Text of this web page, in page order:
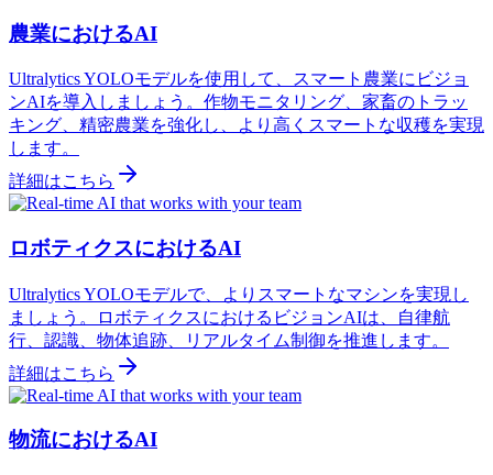
農業におけるAI
Ultralytics YOLOモデルを使用して、スマート農業にビジョ
ンAIを導入しましょう。作物モニタリング、家畜のトラッ
キング、精密農業を強化し、より高くスマートな収穫を実現
します。
詳細はこちら
ロボティクスにおけるAI
Ultralytics YOLOモデルで、よりスマートなマシンを実現し
ましょう。ロボティクスにおけるビジョンAIは、自律航
行、認識、物体追跡、リアルタイム制御を推進します。
詳細はこちら
物流におけるAI